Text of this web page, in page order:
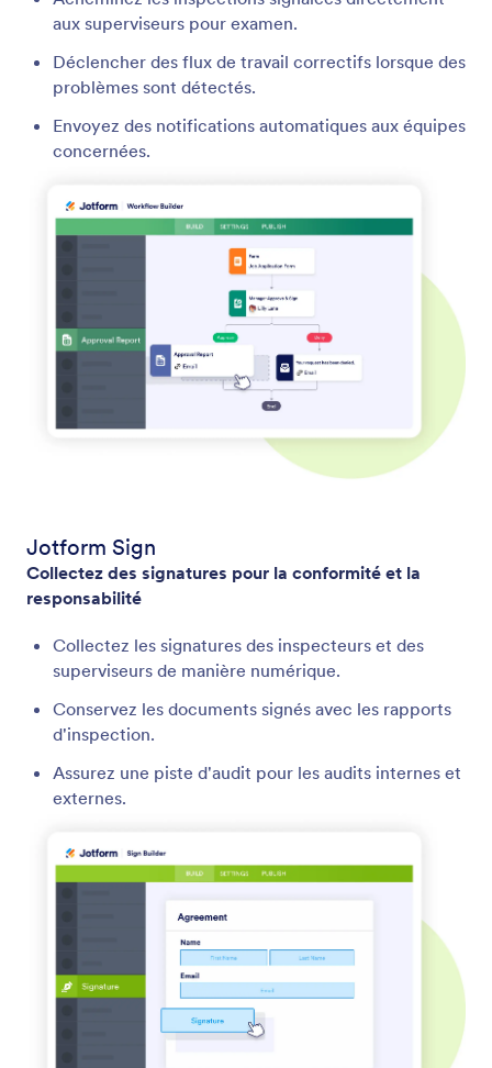
aux superviseurs pour examen.
Déclencher des flux de travail correctifs lorsque des
problèmes sont détectés.
Envoyez des notifications automatiques aux équipes
concernées.
Jotform Sign
Collectez des signatures pour la conformité et la
responsabilité
Collectez les signatures des inspecteurs et des
superviseurs de manière numérique.
Conservez les documents signés avec les rapports
d'inspection.
Assurez une piste d'audit pour les audits internes et
externes.